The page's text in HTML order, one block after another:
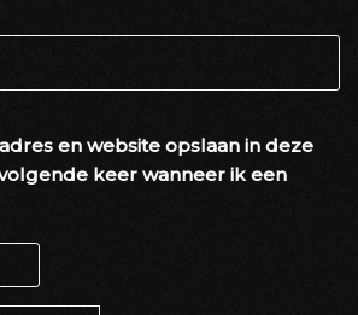
en website opslaan in deze
keer wanneer ik een